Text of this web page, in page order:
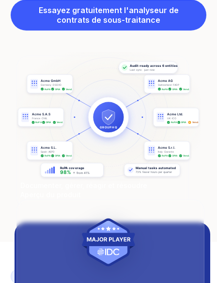
Essayez gratuitement l'analyseur de
contrats de sous-traitance